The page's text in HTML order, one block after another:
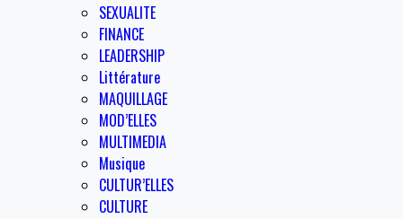
SEXUALITE
FINANCE
LEADERSHIP
Littérature
MAQUILLAGE
MOD’ELLES
MULTIMEDIA
Musique
CULTUR’ELLES
CULTURE